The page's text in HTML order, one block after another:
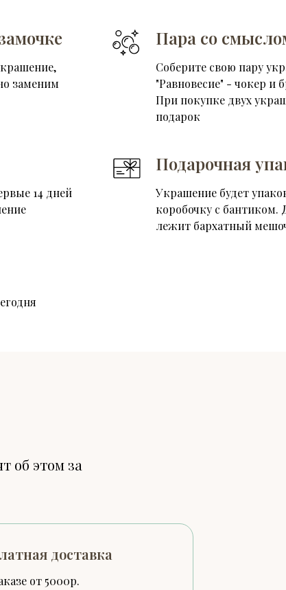
заменим
Пара со
Соберите свою пару
"Равновесие" - чокер и
При покупке двух
подарок
14 дней
Подарочная
Украшение будет
коробочку с бантиком.
лежит бархатный
об этом за
доставка
от 5000р.